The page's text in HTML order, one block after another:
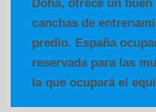
Doha, ofrece un
canchas de
predio. España
reservada para las
la que ocupará el